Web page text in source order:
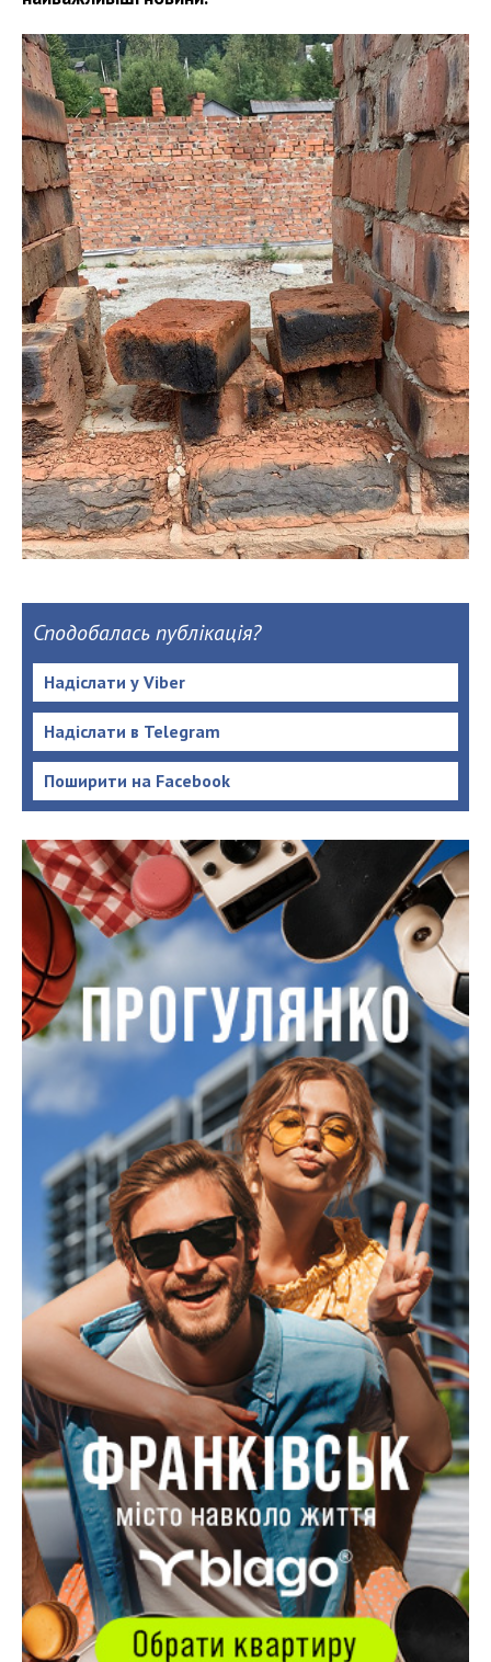
Сподобалась публікація?
Надіслати у Viber
Надіслати в Telegram
Поширити на Facebook